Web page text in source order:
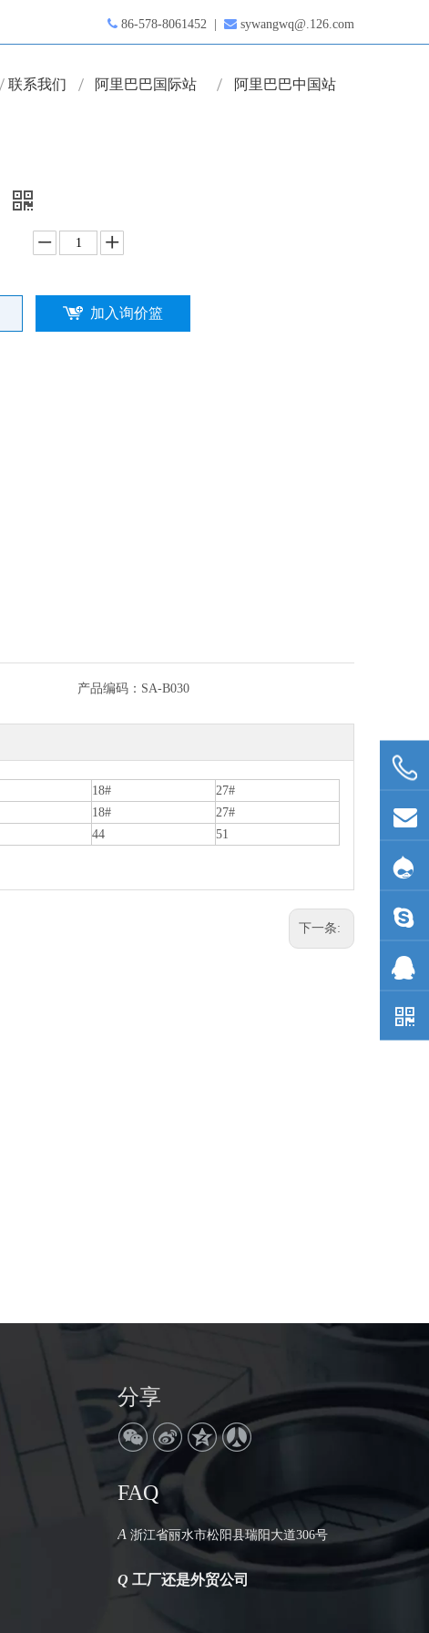
 86-578-8061452 |  sywangwq@.126.com
联系我们 阿里巴巴国际站 阿里巴巴中国站
加入询价篮
产品编码： SA-B030
18#
27#
18#
27#
44 51
下一条:
分享
FAQ
Q公司地址在哪里
A 浙江省丽水市松阳县瑞阳大道306号
Q 工厂还是外贸公司